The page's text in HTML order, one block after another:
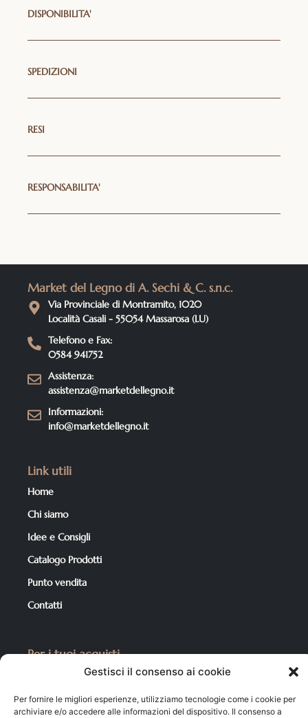
Gestisci il consenso ai cookie
Per fornire le migliori esperienze, utilizziamo tecnologie come i cookie per
archiviare e/o accedere alle informazioni del dispositivo. Il consenso a
DISPONIBILITA'
SPEDIZIONI
RESI
RESPONSABILITA'
Market del Legno di A. Sechi & C. s.n.c.
Via Provinciale di Montramito, 1020
Località Casali - 55054 Massarosa (LU)
Telefono e Fax:
0584 941752
Assistenza:
assistenza@marketdellegno.it
Informazioni:
info@marketdellegno.it
Link utili
Home
Chi siamo
Idee e Consigli
Catalogo Prodotti
Punto vendita
Contatti
Per i tuoi acquisti
Catalogo Prodotti
Condizioni di Vendita